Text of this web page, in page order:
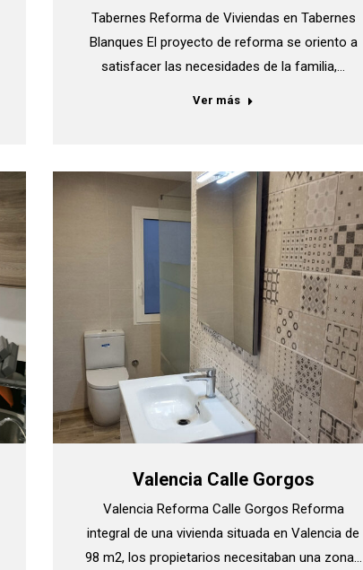
Tabernes Reforma de Viviendas en Tabernes
Blanques El proyecto de reforma se oriento a
satisfacer las necesidades de la familia,…
Ver más
Valencia Calle Gorgos
Valencia Reforma Calle Gorgos Reforma
integral de una vivienda situada en Valencia de
98 m2, los propietarios necesitaban una zona…